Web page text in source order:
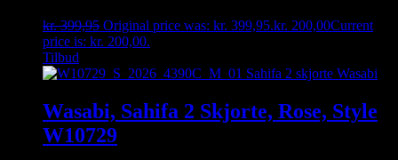
kr.399,95 Original price was: kr. 399,95.kr. 200,00Current
price is: kr. 200,00.
Tilbud
Wasabi, Sahifa 2 Skjorte, Rose, Style
W10729